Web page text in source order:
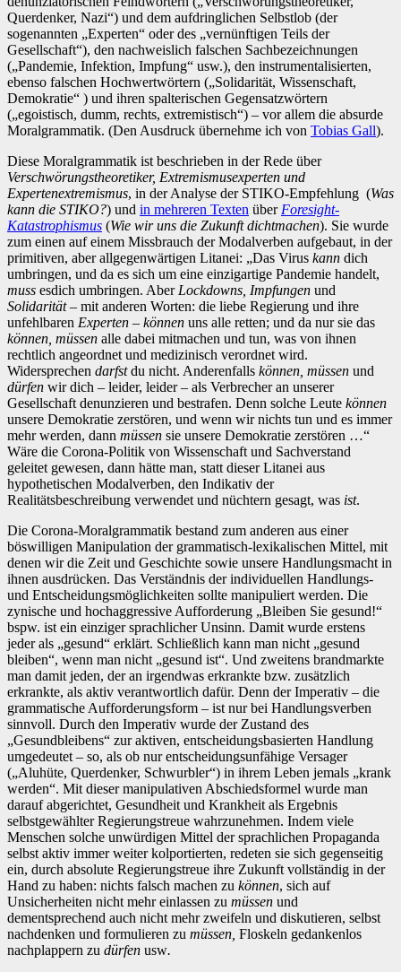
Querdenker, Nazi“) und dem aufdringlichen Selbstlob (der
sogenannten „Experten“ oder des „vernünftigen Teils der
Gesellschaft“), den nachweislich falschen Sachbezeichnungen
(„Pandemie, Infektion, Impfung“ usw.), den instrumentalisierten,
ebenso falschen Hochwertwörtern („Solidarität, Wissenschaft,
Demokratie“ ) und ihren spalterischen Gegensatzwörtern
(„egoistisch, dumm, rechts, extremistisch“) – vor allem die absurde
Moralgrammatik. (Den Ausdruck übernehme ich von Tobias Gall).
Diese Moralgrammatik ist beschrieben in der Rede über
Verschwörungstheoretiker, Extremismusexperten und
Expertenextremismus, in der Analyse der STIKO-Empfehlung (Was
kann die STIKO?) und in mehreren Texten überForesight-
Katastrophismus (Wie wir uns die Zukunft dichtmachen). Sie wurde
zum einen auf einem Missbrauch der Modalverben aufgebaut, in der
primitiven, aber allgegenwärtigen Litanei: „Das Virus kann dich
umbringen, und da es sich um eine einzigartige Pandemie handelt,
muss esdich umbringen. AberLockdowns, Impfungen und
Solidarität– mit anderen Worten: die liebe Regierung und ihre
unfehlbaren Experten – können uns alle retten; und da nur sie das
können, müssen alle dabei mitmachen und tun, was von ihnen
rechtlich angeordnet und medizinisch verordnet wird.
Widersprechen darfstdu nicht. Anderenfalls können, müssen und
dürfen wir dich – leider, leider – als Verbrecher an unserer
Gesellschaft denunzieren und bestrafen. Denn solche Leute können
unsere Demokratie zerstören, und wenn wir nichts tun und es immer
mehr werden, dann müssen sie unsere Demokratie zerstören …“
Wäre die Corona-Politik von Wissenschaft und Sachverstand
geleitet gewesen, dann hätte man, statt dieser Litanei aus
hypothetischen Modalverben, den Indikativ der
Realitätsbeschreibung verwendet und nüchtern gesagt, was ist.
Die Corona-Moralgrammatik bestand zum anderen aus einer
böswilligen Manipulation der grammatisch-lexikalischen Mittel, mit
denen wir die Zeit und Geschichte sowie unsere Handlungsmacht in
ihnen ausdrücken. Das Verständnis der individuellen Handlungs-
und Entscheidungsmöglichkeiten sollte manipuliert werden. Die
zynische und hochaggressive Aufforderung „Bleiben Sie gesund!“
bspw. ist ein einziger sprachlicher Unsinn. Damit wurde erstens
jeder als „gesund“ erklärt. Schließlich kann man nicht „gesund
bleiben“, wenn man nicht „gesund ist“. Und zweitens brandmarkte
man damit jeden, der an irgendwas erkrankte bzw. zusätzlich
erkrankte, als aktiv verantwortlich dafür. Denn der Imperativ – die
grammatische Aufforderungsform – ist nur bei Handlungsverben
sinnvoll. Durch den Imperativ wurde der Zustand des
„Gesundbleibens“ zur aktiven, entscheidungsbasierten Handlung
umgedeutet – so, als ob nur entscheidungsunfähige Versager
(„Aluhüte, Querdenker, Schwurbler“) in ihrem Leben jemals „krank
werden“. Mit dieser manipulativen Abschiedsformel wurde man
darauf abgerichtet, Gesundheit und Krankheit als Ergebnis
selbstgewählter Regierungstreue wahrzunehmen. Indem viele
Menschen solche unwürdigen Mittel der sprachlichen Propaganda
selbst aktiv immer weiter kolportierten, redeten sie sich gegenseitig
ein, durch absolute Regierungstreue ihre Zukunft vollständig in der
Hand zu haben: nichts falsch machen zu können, sich auf
Unsicherheiten nicht mehr einlassen zu müssen und
dementsprechend auch nicht mehr zweifeln und diskutieren, selbst
nachdenken und formulieren zu müssen, Floskeln gedankenlos
nachplappern zu dürfen usw.